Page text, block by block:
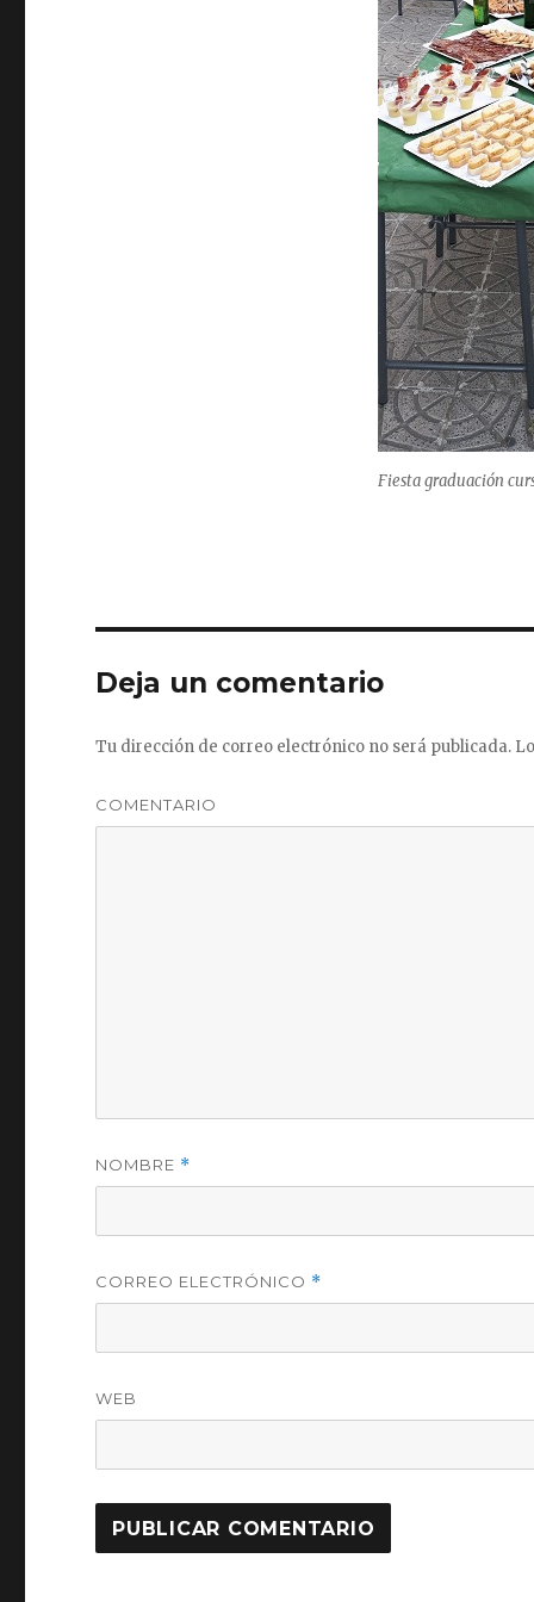
Fiesta graduación
Deja un comentario
Tu dirección de correo electrónico no será publicada.
COMENTARIO
NOMBRE *
CORREO ELECTRÓNICO *
WEB